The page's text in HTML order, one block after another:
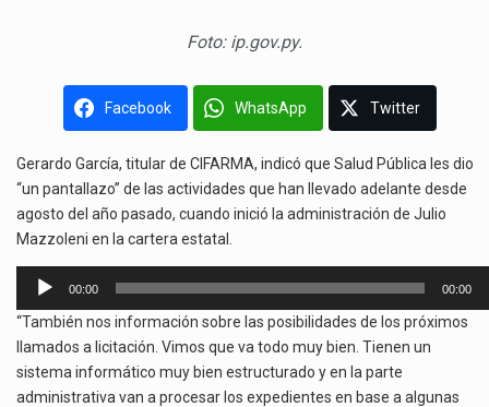
Foto: ip.gov.py.
Facebook WhatsApp Twitter
Gerardo García, titular de CIFARMA, indicó que Salud Pública les dio
“un pantallazo” de las actividades que han llevado adelante desde
agosto del año pasado, cuando inició la administración de Julio
Mazzoleni en la cartera estatal.
Reproductor
audio
00:00 00:00
“También nos información sobre las posibilidades de los próximos
llamados a licitación. Vimos que va todo muy bien. Tienen un
sistema informático muy bien estructurado y en la parte
administrativa van a procesar los expedientes en base a algunas